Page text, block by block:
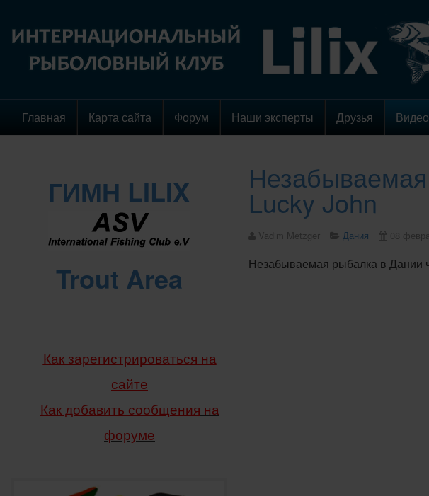
Главная Карта сайта Форум Наши эксперты Друзья
Lucky John
Vadim Metzger Дания 08
Незабываемая рыбалка в Дании
ГИМН LILIX
Trout Area
Как зарегистрироваться на
сайте
Как добавить сообщения на
форуме